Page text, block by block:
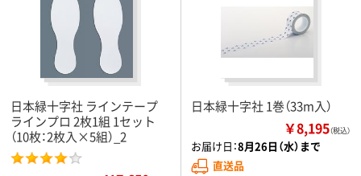
日本緑十字社 ラインテープ
ラインプロ 2枚1組 1セット
（10枚：2枚入×5組）_2
日本緑十字社 1巻（33m入）
￥8,195（税込）
お届け日：8月26日（水）まで
直送品